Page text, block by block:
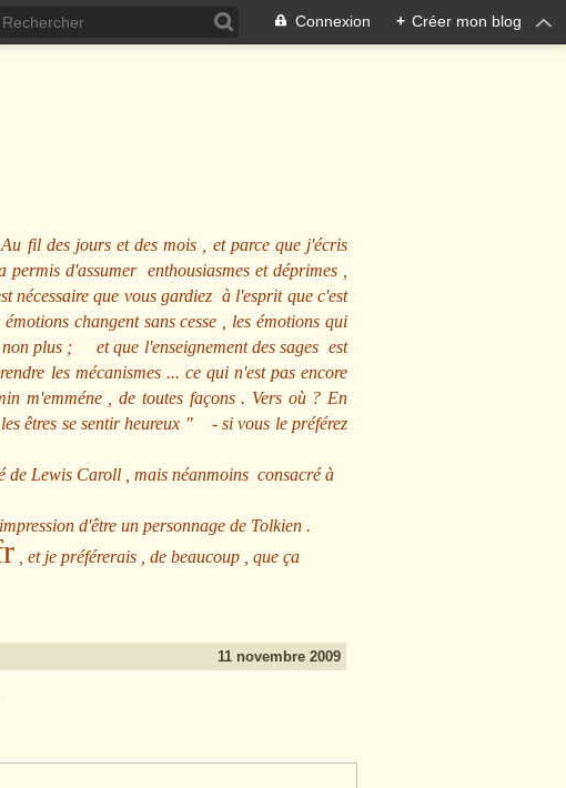
Connexion + Créer mon blog
fil des jours et des mois , et parce que j'écris
d'assumer enthousiasmes et déprimes ,
nécessaire que vous gardiez à l'esprit que c'est
changent sans cesse , les émotions qui
non plus ; et que l'enseignement des sages est
les mécanismes ... ce qui n'est pas encore
m'emméne , de toutes façons . Vers où ? En
êtres se sentir heureux " - si vous le préférez
de Lewis Caroll , mais néanmoins consacré à
d'être un personnage de Tolkien .
, et je préférerais , de beaucoup , que ça
11 novembre 2009